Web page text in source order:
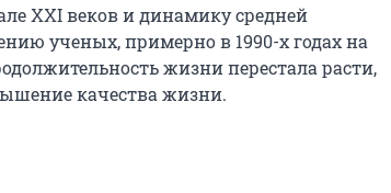
XXI веков и динамику средней
ученых, примерно в 1990-х годах на
жизни перестала расти,
качества жизни.